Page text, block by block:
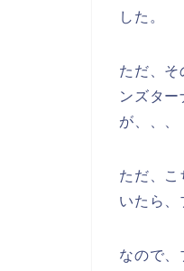
した。
ただ、そ
ンズタ
が、、、
ただ、こ
いたら、
なので、